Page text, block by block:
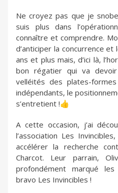
Ne croyez pas que je
suis plus dans
connaître et comprendre.
d’anticiper la concurrence
ans et plus mais, d’ici là,
bon régatier qui va
velléités des plates-
indépendants, le
s’entretient !👍
A cette occasion, j’ai
l’association Les
accélérer la recherche
Charcot. Leur parrain,
profondément marqué
bravo Les Invincibles !